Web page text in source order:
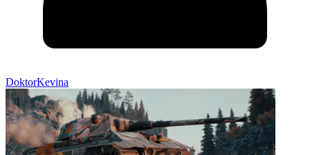
DoktorKevina